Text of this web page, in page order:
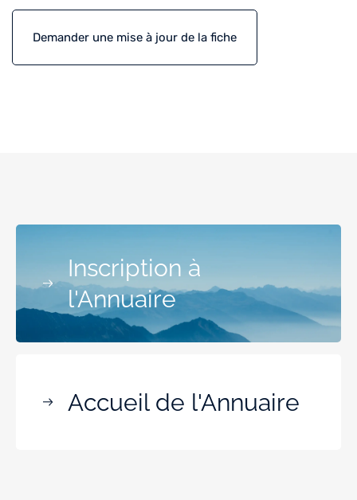
Demander une mise à jour de la fiche
Inscription à
l'Annuaire
Accueil de l'Annuaire